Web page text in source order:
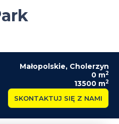
Małopolskie, Cholerzyn
0 m2
13500 m2
SKONTAKTUJ SIĘ Z NAMI